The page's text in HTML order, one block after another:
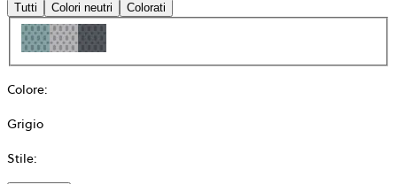
Tutti Colori neutri Colorati
Colore:
Grigio
Stile: